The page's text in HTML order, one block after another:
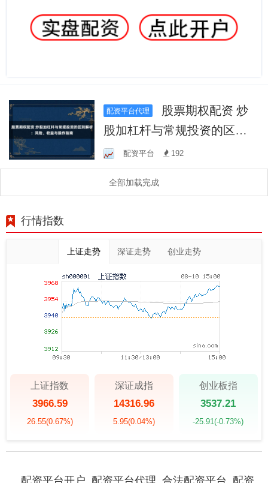
配资平台代理
股加杠杆与常规投资的区别
解析：风险、收益与操作指
南
配资平台 192
全部加载完成
行情指数
上证走势 深证走势 创业走势
上证指数
3966.59
26.55(0.67%)
深证成指
14316.96
5.95(0.04%)
创业板指
3537.21
-25.91(-0.73%)
配资平台开户_配资平台代理_合法配资平台_配资